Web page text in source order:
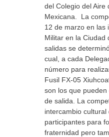
del Colegio del Aire
Mexicana. La
12 de marzo en las
Militar en la Ciudad
salidas se
cual, a cada
número para
Fusil FX-05
son los que pueden
de salida. La
intercambio cultural
participantes para
fraternidad pero